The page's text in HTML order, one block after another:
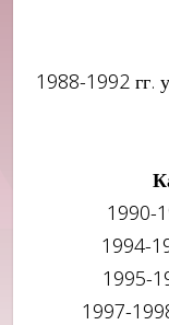
1988-1992 гг.
1990-
1994-
1995-
1997-